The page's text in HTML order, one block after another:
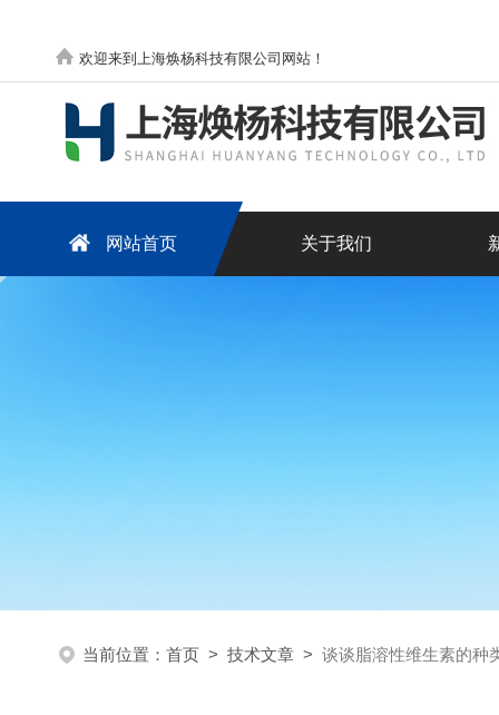
欢迎来到上海焕杨科技有限公司网站！
网站首页 关于我们
当前位置： 首页 > 技术文章 > 谈谈脂溶性维生素的种